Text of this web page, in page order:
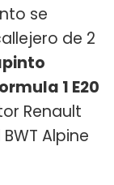
se
de 2
1 E20
Renault
Alpine